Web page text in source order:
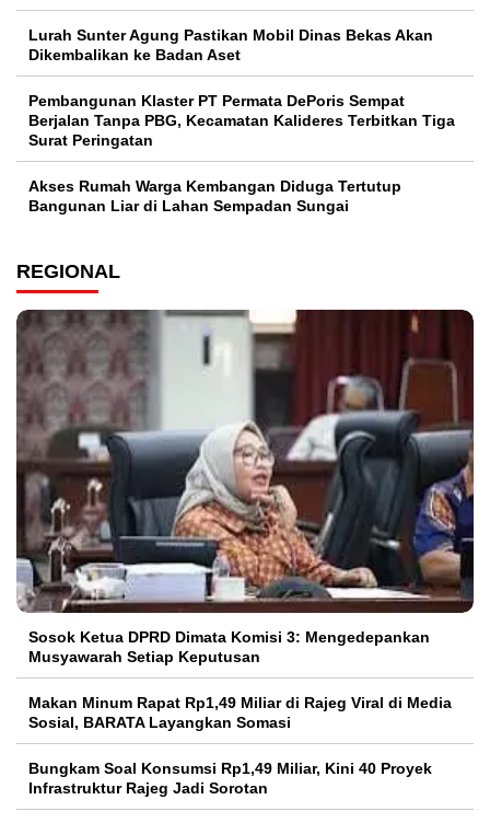
Lurah Sunter Agung Pastikan Mobil Dinas Bekas Akan
Dikembalikan ke Badan Aset
Pembangunan Klaster PT Permata DePoris Sempat
Berjalan Tanpa PBG, Kecamatan Kalideres Terbitkan Tiga
Surat Peringatan
Akses Rumah Warga Kembangan Diduga Tertutup
Bangunan Liar di Lahan Sempadan Sungai
REGIONAL
Sosok Ketua DPRD Dimata Komisi 3: Mengedepankan
Musyawarah Setiap Keputusan
Makan Minum Rapat Rp1,49 Miliar di Rajeg Viral di Media
Sosial, BARATA Layangkan Somasi
Bungkam Soal Konsumsi Rp1,49 Miliar, Kini 40 Proyek
Infrastruktur Rajeg Jadi Sorotan